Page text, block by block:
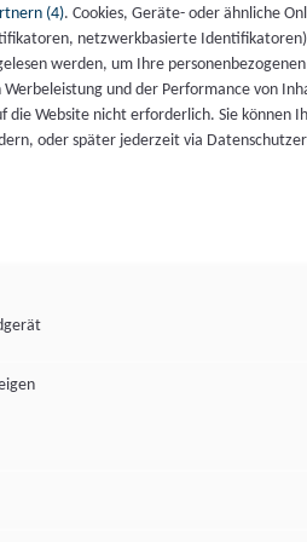
(4). Cookies, Geräte- oder ähnliche
netzwerkbasierte
werden, um Ihre
und der Performance von
Website nicht erforderlich. Sie können
oder später jederzeit via